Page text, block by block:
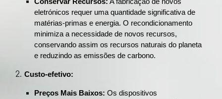
eletrónicos requer uma quantidade significativa de
matérias-primas e energia. O recondicionamento
minimiza a necessidade de novos recursos,
conservando assim os recursos naturais do planeta
e reduzindo as emissões de carbono.
Custo-efetivo:
Preços Mais Baixos: Os dispositivos